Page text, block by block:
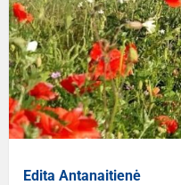
Edita Antanaitienė